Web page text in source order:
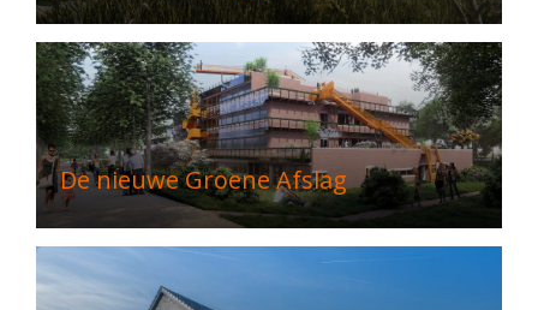
De nieuwe Groene Afslag